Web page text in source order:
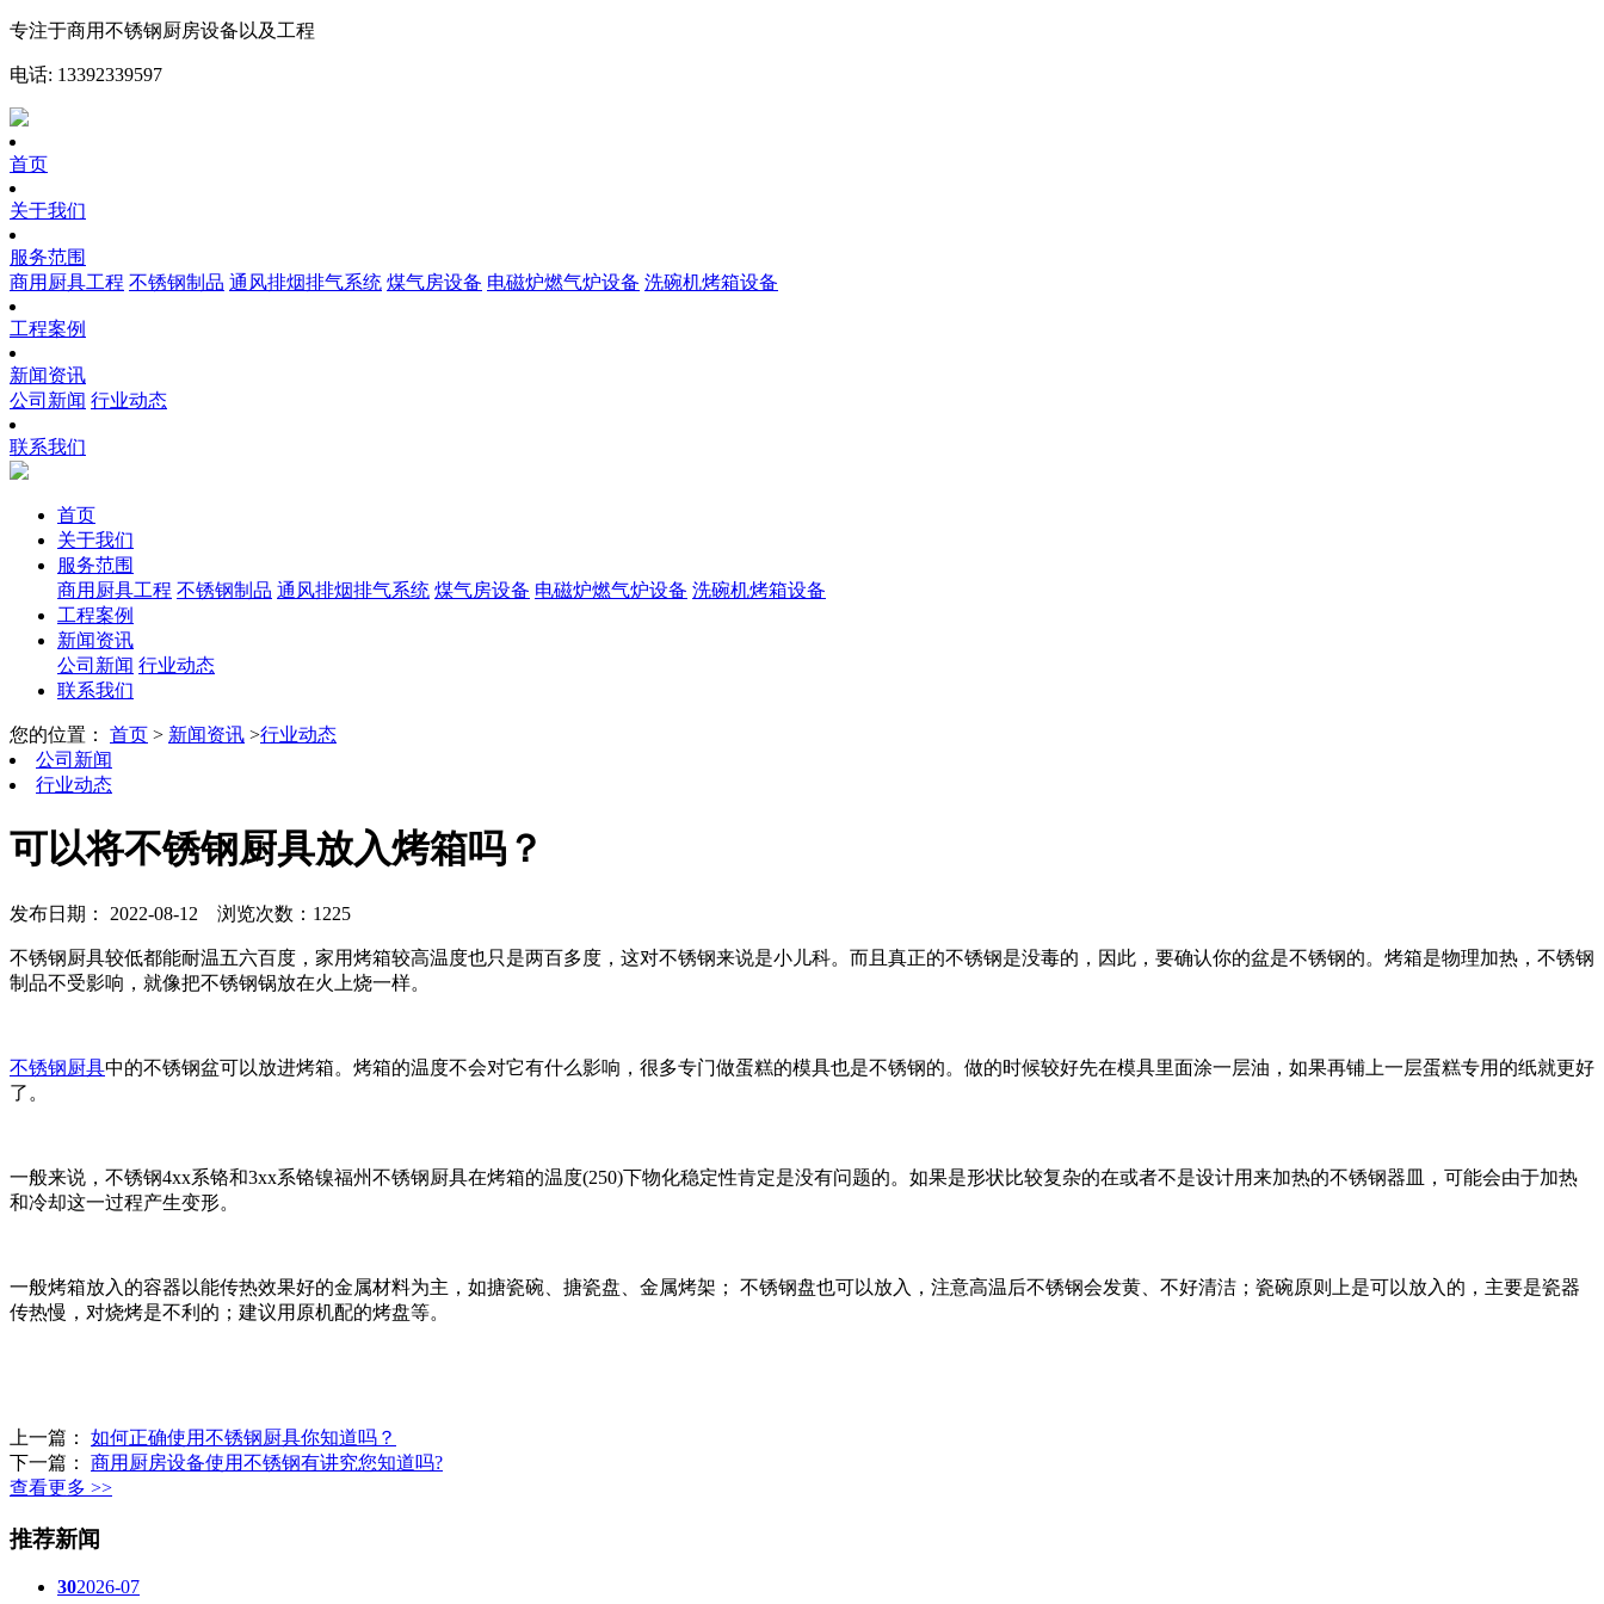
专注于商用不锈钢厨房设备以及工程
电话: 13392339597
首页
关于我们
服务范围
商用厨具工程 不锈钢制品 通风排烟排气系统 煤气房设备 电磁炉燃气炉设备 洗碗机烤箱设备
工程案例
新闻资讯
公司新闻 行业动态
联系我们
首页
关于我们
服务范围
商用厨具工程 不锈钢制品 通风排烟排气系统 煤气房设备 电磁炉燃气炉设备 洗碗机烤箱设备
工程案例
新闻资讯
公司新闻 行业动态
联系我们
您的位置： 首页 > 新闻资讯 >行业动态
公司新闻
行业动态
可以将不锈钢厨具放入烤箱吗？
发布日期： 2022-08-12 浏览次数：1225
不锈钢厨具较低都能耐温五六百度，家用烤箱较高温度也只是两百多度，这对不锈钢来说是小儿科。而且真正的不锈钢是没毒的，因此，要确认你的盆是不锈钢的。烤箱是物理加热，不锈钢
制品不受影响，就像把不锈钢锅放在火上烧一样。
不锈钢厨具中的不锈钢盆可以放进烤箱。烤箱的温度不会对它有什么影响，很多专门做蛋糕的模具也是不锈钢的。做的时候较好先在模具里面涂一层油，如果再铺上一层蛋糕专用的纸就更好
了。
一般来说，不锈钢4xx系铬和3xx系铬镍福州不锈钢厨具在烤箱的温度(250)下物化稳定性肯定是没有问题的。如果是形状比较复杂的在或者不是设计用来加热的不锈钢器皿，可能会由于加热
和冷却这一过程产生变形。
一般烤箱放入的容器以能传热效果好的金属材料为主，如搪瓷碗、搪瓷盘、金属烤架； 不锈钢盘也可以放入，注意高温后不锈钢会发黄、不好清洁；瓷碗原则上是可以放入的，主要是瓷器
传热慢，对烧烤是不利的；建议用原机配的烤盘等。
上一篇： 如何正确使用不锈钢厨具你知道吗？
下一篇： 商用厨房设备使用不锈钢有讲究您知道吗?
查看更多 >>
推荐新闻
302026-07